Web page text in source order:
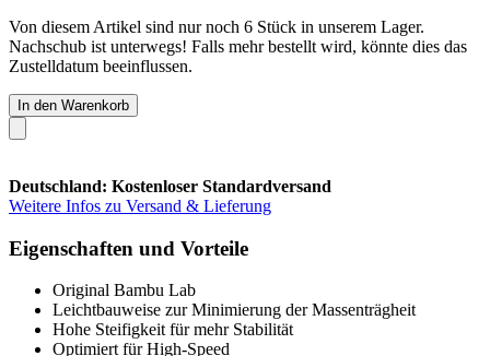
Von diesem Artikel sind nur noch 6 Stück in unserem Lager.
Nachschub ist unterwegs! Falls mehr bestellt wird, könnte dies das
Zustelldatum beeinflussen.
In den Warenkorb
Deutschland: Kostenloser Standardversand
Weitere Infos zu Versand & Lieferung
Eigenschaften und Vorteile
Original Bambu Lab
Leichtbauweise zur Minimierung der Massenträgheit
Hohe Steifigkeit für mehr Stabilität
Optimiert für High-Speed